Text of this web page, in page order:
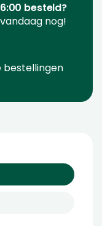
besteld?
nog!
bestellingen